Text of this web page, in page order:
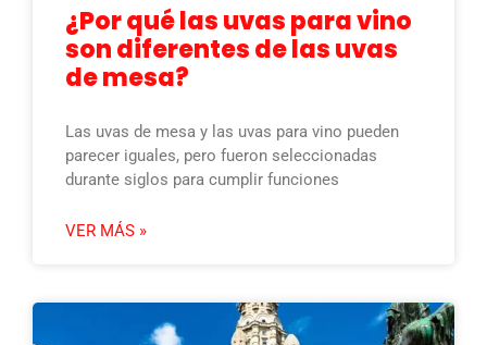
¿Por qué las uvas para vino
son diferentes de las uvas
de mesa?
Las uvas de mesa y las uvas para vino pueden
parecer iguales, pero fueron seleccionadas
durante siglos para cumplir funciones
VER MÁS »